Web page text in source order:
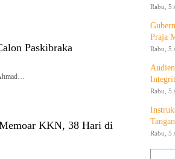
Paskibraka
KKN, 38 Hari di
Rabu, 5
Praja
Rabu, 5
Rabu, 5
Rabu, 5